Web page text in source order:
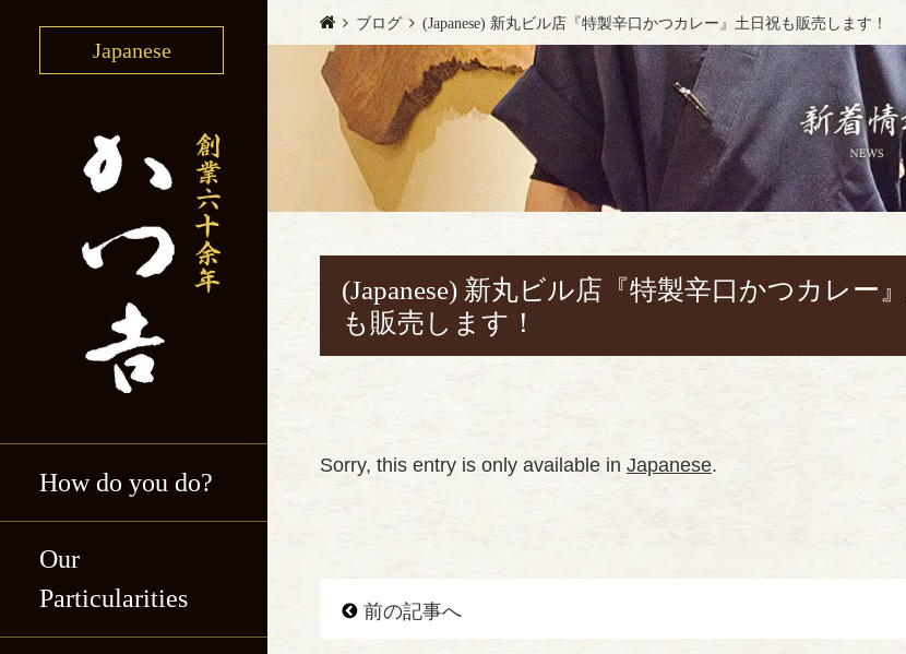
Japanese
How do you do?
Our
Particularities
ブログ (Japanese) 新丸ビル店『特製辛口かつカレー』土日祝も販売します！
(Japanese) 新丸ビル店『特製辛口かつカレー
も販売します！
Sorry, this entry is only available in Japanese.
前の記事へ